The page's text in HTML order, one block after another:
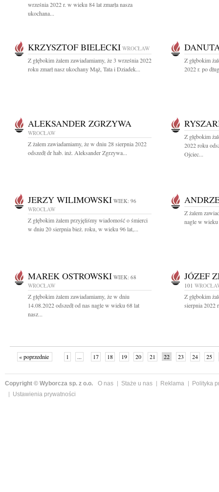
września 2022 r. w wieku 84 lat zmarła nasza
ukochana...
KRZYSZTOF BIELECKI WROCŁAW
Z głębokim żalem zawiadamiamy, że 3 września 2022
roku zmarł nasz ukochany Mąż, Tata i Dziadek...
Z głębokim
2022 r. po
ALEKSANDER ZGRZYWA
WROCŁAW
Z żalem zawiadamiamy, że w dniu 28 sierpnia 2022
odszedł dr hab. inż. Aleksander Zgrzywa...
Z głębokim
2022 roku
Ojciec...
JERZY WILIMOWSKI WIEK: 96
WROCŁAW
Z głębokim żalem przyjęliśmy wiadomość o śmierci
w dniu 20 sierpnia bież. roku, w wieku 96 lat,...
Z żalem
nagle w
MAREK OSTROWSKI WIEK: 68
WROCŁAW
Z głębokim żalem zawiadamiamy, że w dniu
14.08.2022 odszedł od nas nagle w wieku 68 lat
nasz...
JÓZEF
101
Z głębokim
sierpnia 2022
« poprzednie 1 ... 17 18 19 20 21 22 23 24
25
Copyright © Wyborcza sp. z o.o. O nas Staże u nas Reklama
Polityka
Ustawienia prywatności